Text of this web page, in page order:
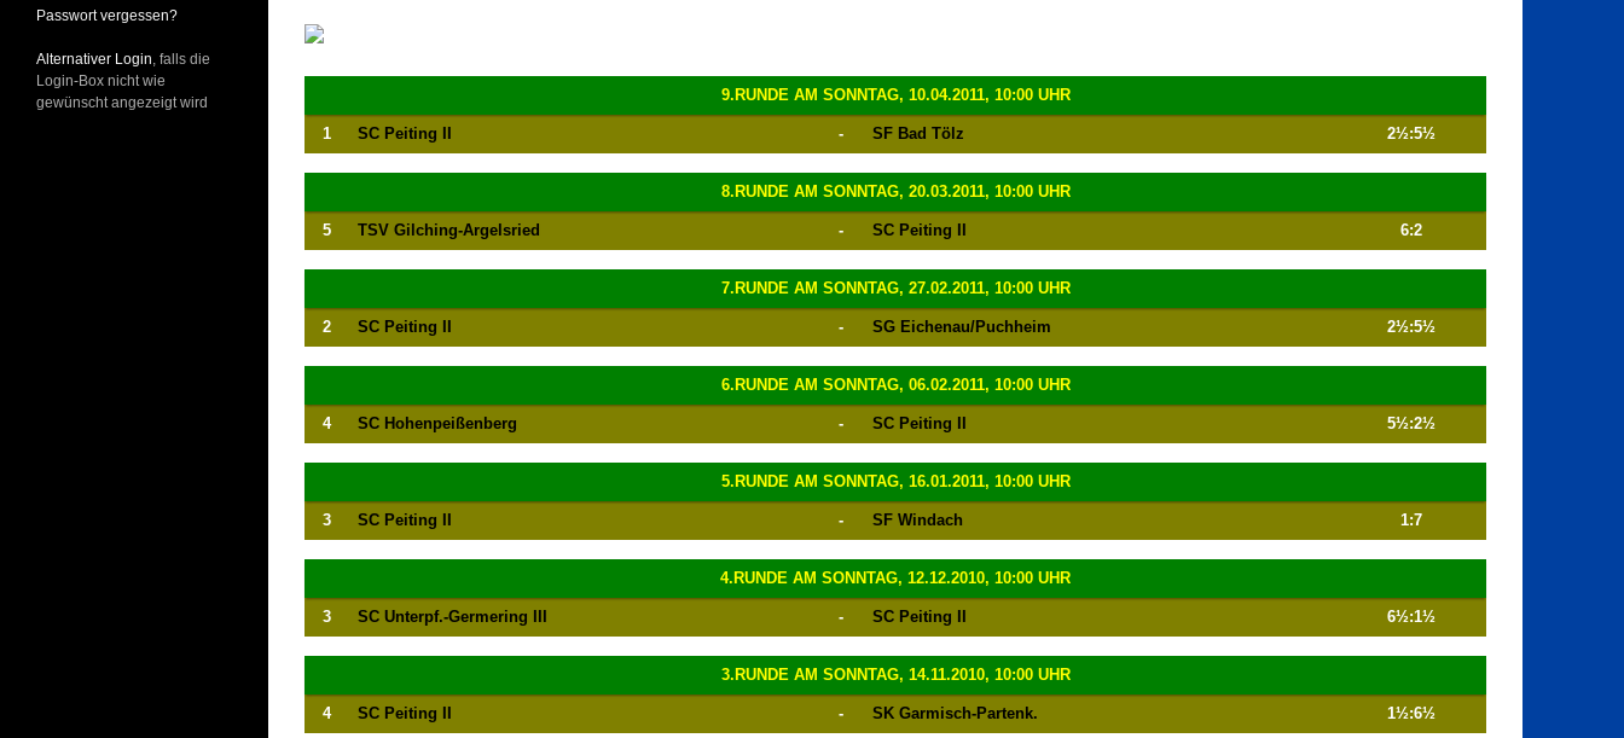
9.RUNDE AM SONNTAG, 10.04.2011, 10:00 UHR
1 SC Peiting II - SF Bad Tölz 2½:5½
8.RUNDE AM SONNTAG, 20.03.2011, 10:00 UHR
5 TSV Gilching-Argelsried - SC Peiting II 6:2
7.RUNDE AM SONNTAG, 27.02.2011, 10:00 UHR
2 SC Peiting II - SG Eichenau/Puchheim 2½:5½
6.RUNDE AM SONNTAG, 06.02.2011, 10:00 UHR
4 SC Hohenpeißenberg - SC Peiting II 5½:2½
5.RUNDE AM SONNTAG, 16.01.2011, 10:00 UHR
3 SC Peiting II - SF Windach 1:7
4.RUNDE AM SONNTAG, 12.12.2010, 10:00 UHR
3 SC Unterpf.-Germering III - SC Peiting II 6½:1½
3.RUNDE AM SONNTAG, 14.11.2010, 10:00 UHR
4 SC Peiting II - SK Garmisch-Partenk. 1½:6½
Passwort vergessen?
Alternativer Login , falls die
Login-Box nicht wie
gewünscht angezeigt wird